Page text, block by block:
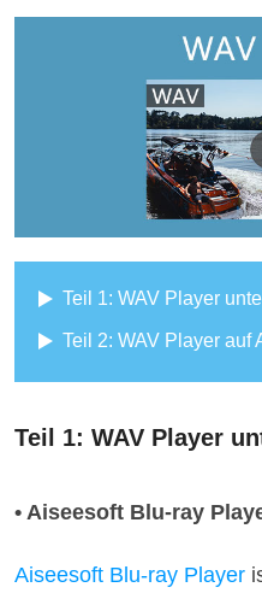
Teil 1: WAV Player
Teil 2: WAV Player auf
Teil 1: WAV Player
• Aiseesoft Blu-ray
Aiseesoft Blu-ray Player